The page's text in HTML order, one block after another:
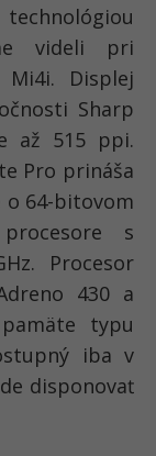
videli pri
Mi4i. Displej
Sharp
až 515 ppi.
Pro prináša
o 64-bitovom
s
Procesor
430 a
typu
iba v
disponovať